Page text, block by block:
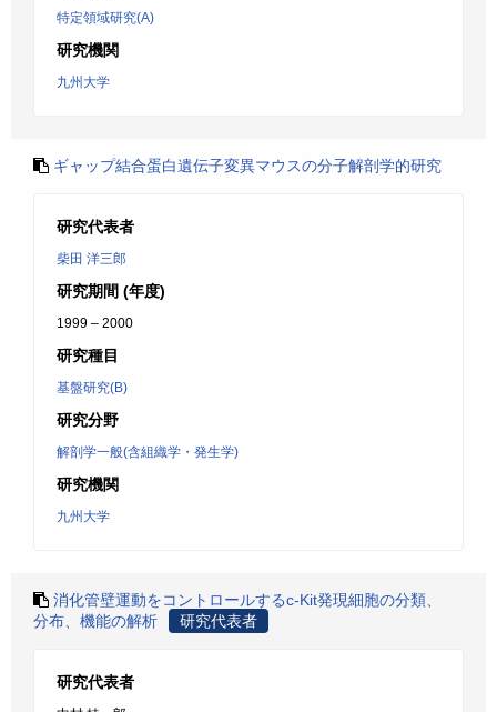
特定領域研究(A)
研究機関
九州大学
ギャップ結合蛋白遺伝子変異マウスの分子解剖学的研究
研究代表者
柴田 洋三郎
研究期間 (年度)
1999 – 2000
研究種目
基盤研究(B)
研究分野
解剖学一般(含組織学・発生学)
研究機関
九州大学
消化管壁運動をコントロールするc-Kit発現細胞の分類、
分布、機能の解析
研究代表者
研究代表者